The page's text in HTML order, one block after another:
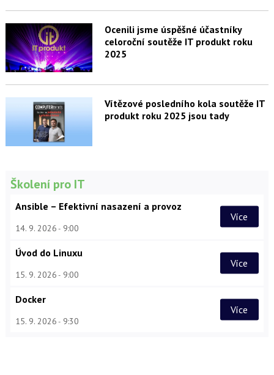
Ocenili jsme úspěšné účastníky
celoroční soutěže IT produkt roku
2025
Vítězové posledního kola soutěže IT
produkt roku 2025 jsou tady
Školení pro IT
Ansible – Efektivní nasazení a provoz
14. 9. 2026 9:00
Více
Úvod do Linuxu
15. 9. 2026 9:00
Více
Docker
15. 9. 2026 9:30
Více